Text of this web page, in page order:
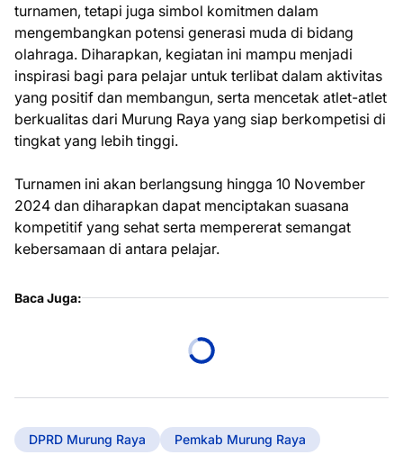
turnamen, tetapi juga simbol komitmen dalam
mengembangkan potensi generasi muda di bidang
olahraga. Diharapkan, kegiatan ini mampu menjadi
inspirasi bagi para pelajar untuk terlibat dalam aktivitas
yang positif dan membangun, serta mencetak atlet-atlet
berkualitas dari Murung Raya yang siap berkompetisi di
tingkat yang lebih tinggi.
Turnamen ini akan berlangsung hingga 10 November
2024 dan diharapkan dapat menciptakan suasana
kompetitif yang sehat serta mempererat semangat
kebersamaan di antara pelajar.
Baca Juga:
DPRD Murung Raya Pemkab Murung Raya